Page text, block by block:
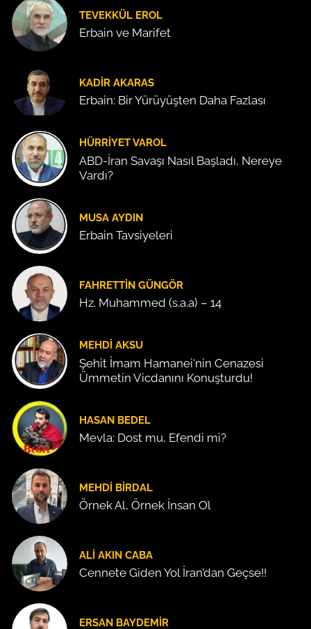
TEVEKKÜL EROL
Erbain ve Marifet
KADIR AKARAS
Erbain: Bir Yürüyüşten Daha Fazlası
HÜRRIYET VAROL
ABD-İran Savaşı Nasıl Başladı, Nereye
Vardı?
MUSA AYDIN
Erbain Tavsiyeleri
FAHRETTIN GÜNGÖR
Hz. Muhammed (s.a.a) – 14
MEHDI AKSU
Şehit İmam Hamanei'nin Cenazesi
Ümmetin Vicdanını Konuşturdu!
HASAN BEDEL
Mevla: Dost mu, Efendi mi?
MEHDI BIRDAL
Örnek Al, Örnek İnsan Ol
ALI AKIN CABA
Cennete Giden Yol İran’dan Geçse!!
ERSAN BAYDEMIR